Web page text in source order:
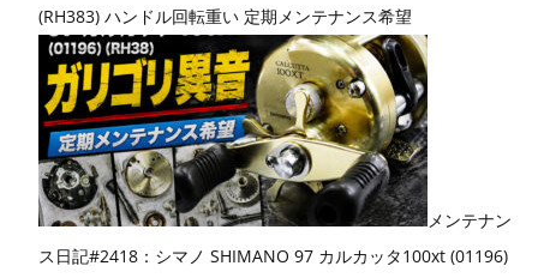
(RH383) ハンドル回転重い 定期メンテナンス希望
メンテナン
ス日記#2418：シマノ SHIMANO 97 カルカッタ100xt (01196)